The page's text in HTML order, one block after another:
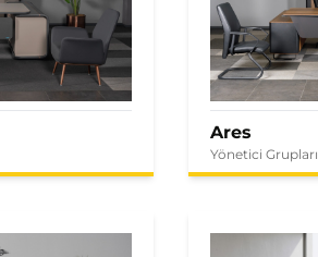
Ares
Yönetici Grupları